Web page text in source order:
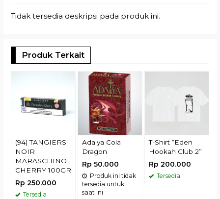
Tidak tersedia deskripsi pada produk ini.
Produk Terkait
(94) TANGIERS
NOIR
MARASCHINO
CHERRY 100GR
Rp 250.000
Tersedia
Adalya Cola
Dragon
Rp 50.000
Produk ini tidak
tersedia untuk
saat ini
T-Shirt “Eden
Hookah Club 2”
Rp 200.000
Tersedia